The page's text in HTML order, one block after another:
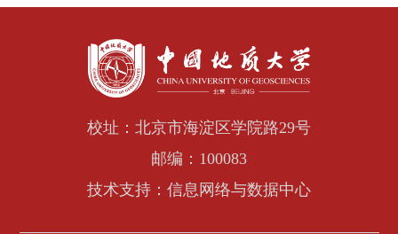
校址：北京市海淀区学院路29号
邮编：100083
技术支持：信息网络与数据中心